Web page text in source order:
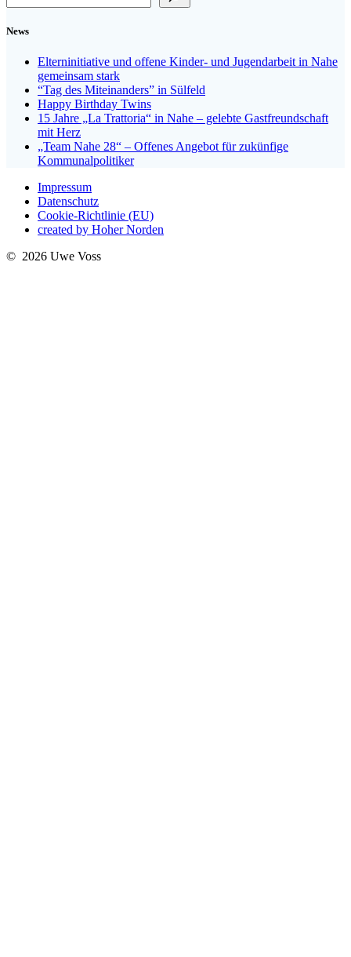
News
Elterninitiative und offene Kinder- und Jugendarbeit in Nahe
gemeinsam stark
“Tag des Miteinanders” in Sülfeld
Happy Birthday Twins
15 Jahre „La Trattoria“ in Nahe – gelebte Gastfreundschaft
mit Herz
„Team Nahe 28“ – Offenes Angebot für zukünfige
Kommunalpolitiker
Impressum
Datenschutz
Cookie-Richtlinie (EU)
created by Hoher Norden
© 2026 Uwe Voss